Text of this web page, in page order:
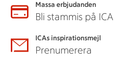
Massa erbjudanden
Bli stammis på ICA
ICAs inspirationsmejl
Prenumerera